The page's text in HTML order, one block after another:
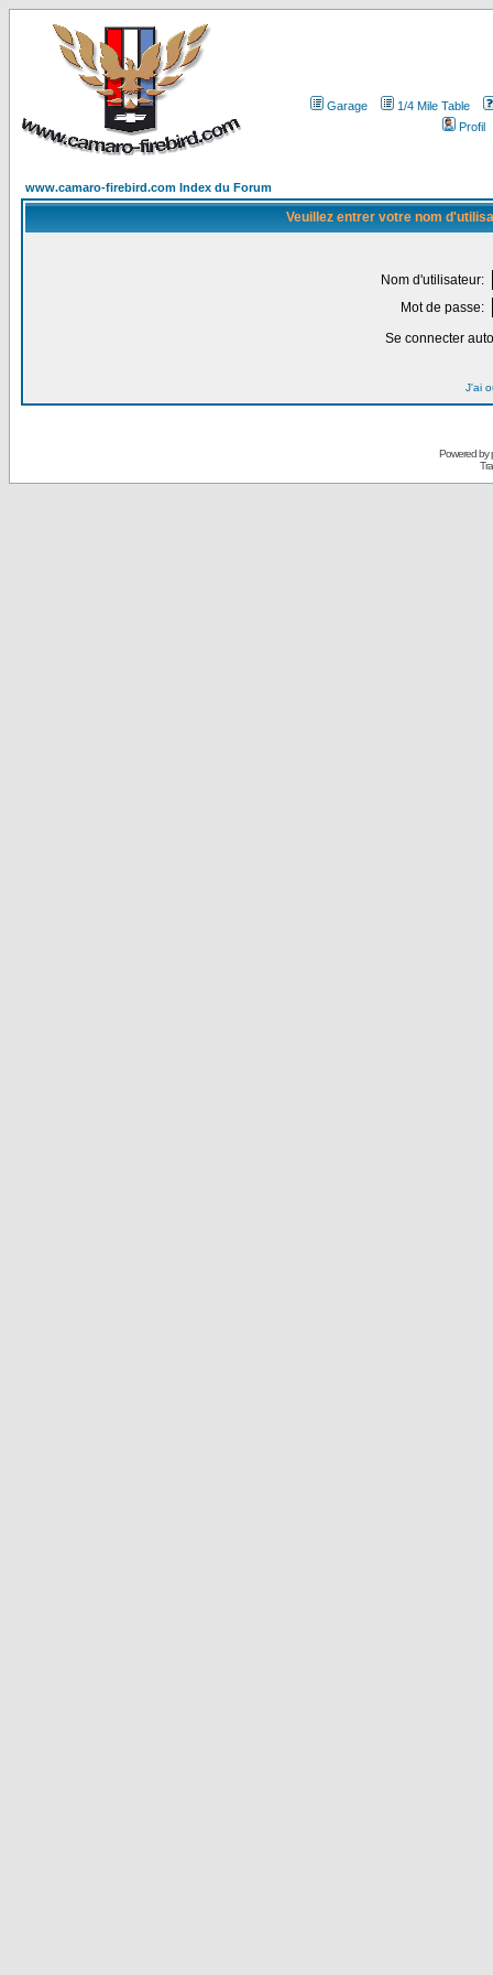
Garage
1/4 Mile Table
Profil
www.camaro-firebird.com Index du Forum
Veuillez entrer votre nom
Nom d'utilisateur:
Mot de passe:
Se connecter
J'ai
Powered by